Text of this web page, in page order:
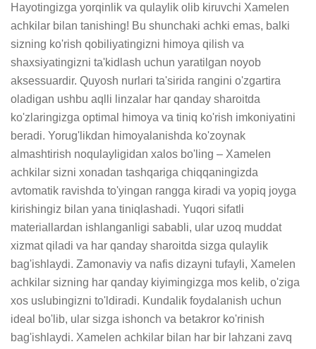
Hayotingizga yorqinlik va qulaylik olib kiruvchi Xamelen
achkilar bilan tanishing! Bu shunchaki achki emas, balki
sizning ko'rish qobiliyatingizni himoya qilish va
shaxsiyatingizni ta'kidlash uchun yaratilgan noyob
aksessuardir. Quyosh nurlari ta'sirida rangini o'zgartira
oladigan ushbu aqlli linzalar har qanday sharoitda
ko'zlaringizga optimal himoya va tiniq ko'rish imkoniyatini
beradi. Yorug'likdan himoyalanishda ko'zoynak
almashtirish noqulayligidan xalos bo'ling – Xamelen
achkilar sizni xonadan tashqariga chiqqaningizda
avtomatik ravishda to'yingan rangga kiradi va yopiq joyga
kirishingiz bilan yana tiniqlashadi. Yuqori sifatli
materiallardan ishlanganligi sababli, ular uzoq muddat
xizmat qiladi va har qanday sharoitda sizga qulaylik
bag'ishlaydi. Zamonaviy va nafis dizayni tufayli, Xamelen
achkilar sizning har qanday kiyimingizga mos kelib, o'ziga
xos uslubingizni to'ldiradi. Kundalik foydalanish uchun
ideal bo'lib, ular sizga ishonch va betakror ko'rinish
bag'ishlaydi. Xamelen achkilar bilan har bir lahzani zavq